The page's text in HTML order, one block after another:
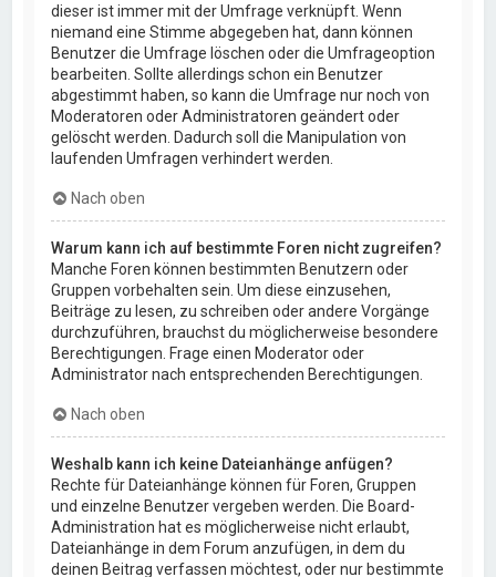
dieser ist immer mit der Umfrage verknüpft. Wenn
niemand eine Stimme abgegeben hat, dann können
Benutzer die Umfrage löschen oder die Umfrageoption
bearbeiten. Sollte allerdings schon ein Benutzer
abgestimmt haben, so kann die Umfrage nur noch von
Moderatoren oder Administratoren geändert oder
gelöscht werden. Dadurch soll die Manipulation von
laufenden Umfragen verhindert werden.
Nach oben
Warum kann ich auf bestimmte Foren nicht zugreifen?
Manche Foren können bestimmten Benutzern oder
Gruppen vorbehalten sein. Um diese einzusehen,
Beiträge zu lesen, zu schreiben oder andere Vorgänge
durchzuführen, brauchst du möglicherweise besondere
Berechtigungen. Frage einen Moderator oder
Administrator nach entsprechenden Berechtigungen.
Nach oben
Weshalb kann ich keine Dateianhänge anfügen?
Rechte für Dateianhänge können für Foren, Gruppen
und einzelne Benutzer vergeben werden. Die Board-
Administration hat es möglicherweise nicht erlaubt,
Dateianhänge in dem Forum anzufügen, in dem du
deinen Beitrag verfassen möchtest, oder nur bestimmte